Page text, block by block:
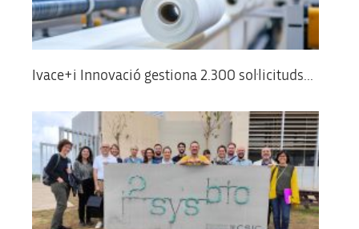
Ivace+i Innovació gestiona 2.300 sol·licituds...